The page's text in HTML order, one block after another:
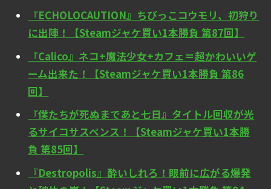
『ECHOLOCAUTION』ちびっこコウモリ、初狩り
に出陣！【Steamジャケ買い1本勝負 第87回】
『Calico』ネコ+魔法少女+カフェ＝超かわいいゲ
ーム出来た！【Steamジャケ買い1本勝負 第86
回】
『僕たちが死ぬまであと七日』タイトル回収が光
るサイコサスペンス！【Steamジャケ買い1本勝
負 第85回】
『Destropolis』酔いしれろ！眼前に広がる爆発